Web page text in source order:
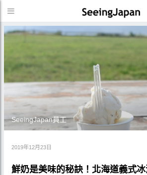
SeeingJapan員工
2019年12月23日
鮮奶是美味的秘訣！北海道義式